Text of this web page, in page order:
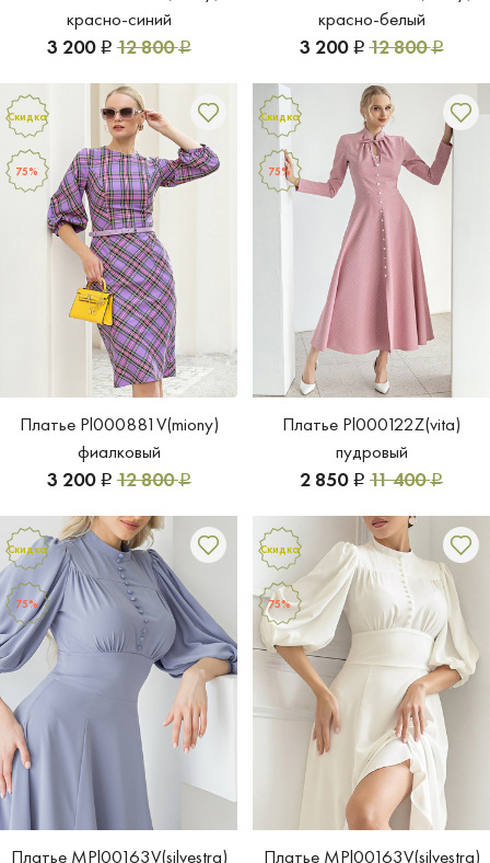
красно-синий
3 200 Р 12 800Р
красно-белый
3 200 Р 12 800Р
Платье Pl000881V(miony)
фиалковый
3 200 Р 12 800Р
Скидка
75%
Платье Pl000122Z(vita)
пудровый
2 850 Р 11 400Р
Скидка
75%
Платье MPl00163V(silvestra)
Скидка
75%
Платье MPl00163V(silvestra)
Скидка
75%